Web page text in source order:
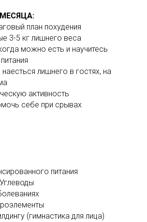
план похудения
3-5 кг лишнего веса
можно есть и научитесь
лишнего в гостях, на
активность
себе при срывах
питания
(гимнастика для лица)